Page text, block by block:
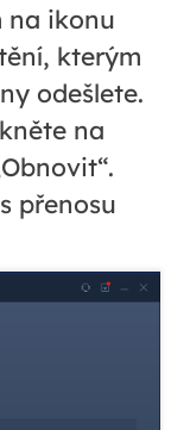
na ikonu
kterým
odešlete.
na
přenosu